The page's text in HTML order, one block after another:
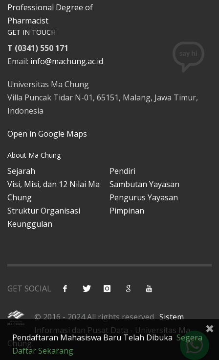
Professional Degree of
Pharmacist
GET IN TOUCH
T (0341) 550 171
Email: info@machung.ac.id
Universitas Ma Chung
Villa Puncak Tidar N-01, 65151, Malang, Jawa Timur,
Indonesia
Open in Google Maps
About Ma Chung
Sejarah
Pendiri
Visi, Misi, dan 12 Nilai Ma
Chung
Sambutan Yayasan
Pengurus Yayasan
Struktur Organisasi
Pimpinan
Keunggulan
GET SOCIAL
© 2016 - 2024 All rights reserved.Sistem
Informasi dan Pusat Data - Universitas Ma
Chung.
Pendaftaran Mahasiswa Baru Telah Dibuka Segera
Daftar Sekarang.